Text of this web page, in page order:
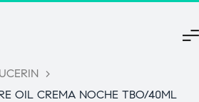
>
OIL CREMA NOCHE TBO/40ML